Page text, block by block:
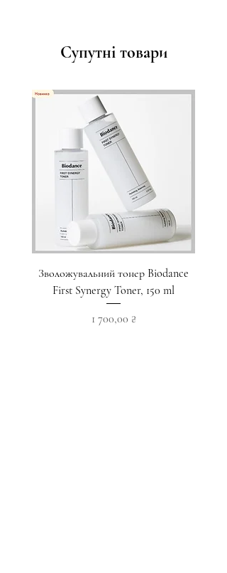
Супутні товари
Зволожувальний тонер Biodance
First Synergy Toner, 150 ml
Ціна
1 700,00 ₴